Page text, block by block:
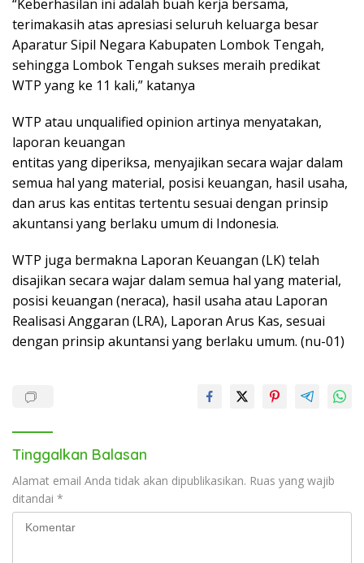
“Keberhasilan ini adalah buah kerja bersama,
terimakasih atas apresiasi seluruh keluarga besar
Aparatur Sipil Negara Kabupaten Lombok Tengah,
sehingga Lombok Tengah sukses meraih predikat
WTP yang ke 11 kali,” katanya
WTP atau unqualified opinion artinya menyatakan,
laporan keuangan
entitas yang diperiksa, menyajikan secara wajar dalam
semua hal yang material, posisi keuangan, hasil usaha,
dan arus kas entitas tertentu sesuai dengan prinsip
akuntansi yang berlaku umum di Indonesia.
WTP juga bermakna Laporan Keuangan (LK) telah
disajikan secara wajar dalam semua hal yang material,
posisi keuangan (neraca), hasil usaha atau Laporan
Realisasi Anggaran (LRA), Laporan Arus Kas, sesuai
dengan prinsip akuntansi yang berlaku umum. (nu-01)
Tinggalkan Balasan
Alamat email Anda tidak akan dipublikasikan. Ruas yang wajib
ditandai *